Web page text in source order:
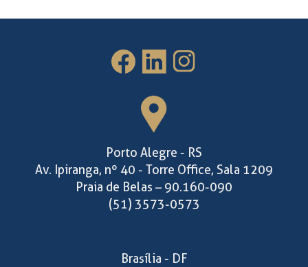
Porto Alegre - RS
Av. Ipiranga, nº 40 - Torre Office, Sala 1209
Praia de Belas – 90.160-090
(51) 3573-0573
Brasília - DF